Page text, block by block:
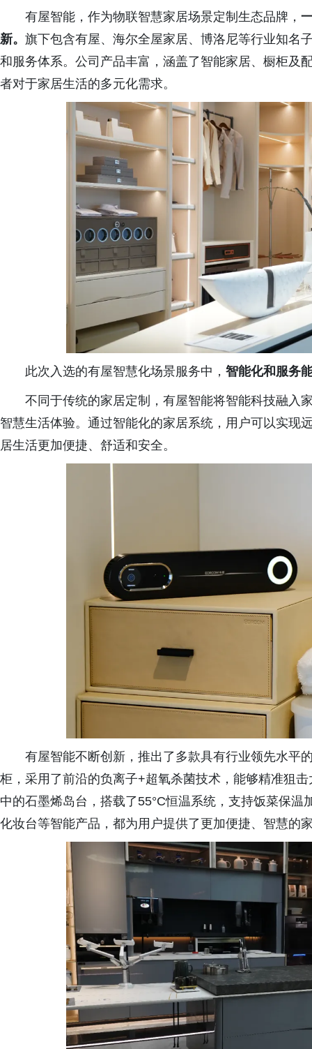
有屋智能，作为物联智慧家居场景定制生态品牌，
新。 旗下包含有屋、海尔全屋家居、博洛尼等行业知名
和服务体系。公司产品丰富，涵盖了智能家居、橱柜及
者对于家居生活的多元化需求。
此次入选的有屋智慧化场景服务中， 智能化和服务
不同于传统的家居定制，有屋智能将智能科技融入
智慧生活体验。通过智能化的家居系统，用户可以实现
居生活更加便捷、舒适和安全。
有屋智能不断创新，推出了多款具有行业领先水平
柜，采用了前沿的负离子+超氧杀菌技术，能够精准狙
中的石墨烯岛台，搭载了55°C恒温系统，支持饭菜保
化妆台等智能产品，都为用户提供了更加便捷、智慧的